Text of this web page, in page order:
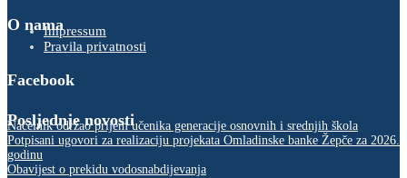
O namaImpressum
Pravila privatnosti
Facebook
Posljednje novosti
Načelnik održao prijem učenika generacije osnovnih i srednjih škola
Potpisani ugovori za realizaciju projekata Omladinske banke Žepče za 2026.
godinu
Obavijest o prekidu vodosnabdijevanja